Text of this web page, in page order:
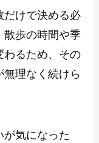
だけで決める必
散歩の時間や季
わるため、その
無理なく続けら
が気になった